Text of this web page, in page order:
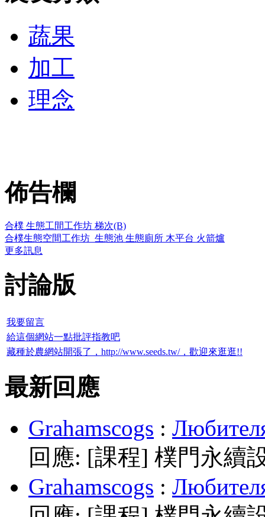
蔬果
加工
理念
佈告欄
合樸 生態工間工作坊 梯次(B)
合樸生態空間工作坊_生態池 生態廁所 木平台 火箭爐
更多訊息
討論版
我要留言
給這個網站一點批評指教吧
藏種於農網站開張了，http://www.seeds.tw/，歡迎來逛逛!!
最新回應
Grahamscogs :
回應: [課程] 樸門永續
Grahamscogs :